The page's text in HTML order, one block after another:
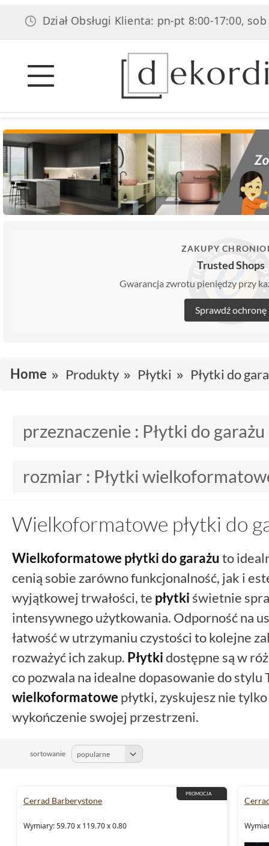
Dział Obsługi Klienta: pn-pt 8:00-17:00, sob 8:00-
ZAKUPY
Trusted Shops
Gwarancja zwrotu pieniędzy przy
Sprawdź ochronę
Home Produkty Płytki Płytki do
przeznaczenie : Płytki do garażu
rozmiar : Płytki
Wielkoformatowe płytki do
Wielkoformatowe płytki do garażu to
cenią sobie zarówno funkcjonalność, jak i
wyjątkowej trwałości, te płytki świetnie
intensywnego użytkowania. Odporność na
łatwość w utrzymaniu czystości to kolejne
rozważyć ich zakup. Płytkidostępne są w
co pozwala na idealne dopasowanie do
wielkoformatowe płytki, zyskujesz nie
wykończenie swojej przestrzeni.
sortowanie
PROMOCJA
Cerrad Barberystone
Wymiary: 59.70 x 119.70 x 0.80